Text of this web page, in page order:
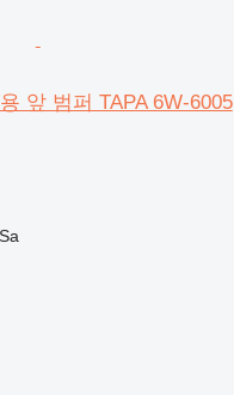
앞 범퍼 TAPA 6W-6005